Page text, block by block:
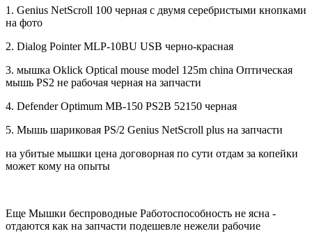
1. Genius NetScroll 100 черная с двумя серебристыми кнопками
на фото
2. Dialog Pointer MLP-10BU USB черно-красная
3. мышка Oklick Optical mouse model 125m china Оптическая
мышь PS2 не рабочая черная на запчасти
4. Defender Optimum MB-150 PS2B 52150 черная
5. Мышь шариковая PS/2 Genius NetScroll plus на запчасти
на убитые мышки цена договорная по сути отдам за копейки
может кому на опыты
Еще Мышки беспроводные Работоспособность не ясна -
отдаются как на запчасти подешевле нежели рабочие